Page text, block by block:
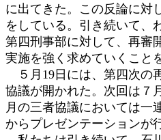
に出てきた。この反論に対
をしている。引き続いて、
第四刑事部に対して、再審
実施を強く求めていくこと
５月19日には、第四次の
協議が開かれた。次回は７
月の三者協議においては一
からプレゼンテーションが